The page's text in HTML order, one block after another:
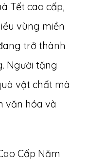
Tết cao cấp,
vùng miền
trở thành
Người tặng
vật chất mà
văn hóa và
Cấp Năm